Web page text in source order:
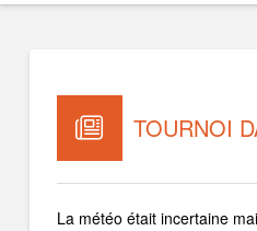
TOURNOI
La météo était incertaine